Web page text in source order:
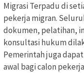
Migrasi Terpadu di
pekerja migran.
dokumen, pelatihan,
konsultasi hukum
Pemerintah juga
awal bagi calon